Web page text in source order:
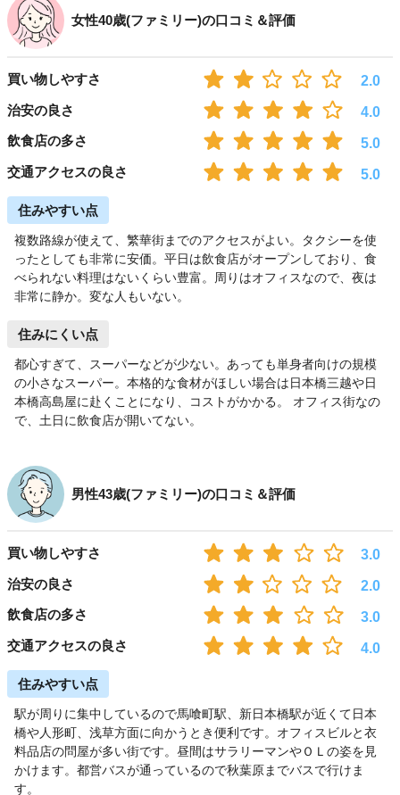
女性40歳(ファミリー)の口コミ＆評価
買い物しやすさ
2.0
治安の良さ
4.0
飲食店の多さ
5.0
交通アクセスの良さ
5.0
住みやすい点
複数路線が使えて、繁華街までのアクセスがよい。タクシーを使
ったとしても非常に安価。平日は飲食店がオープンしており、食
べられない料理はないくらい豊富。周りはオフィスなので、夜は
非常に静か。変な人もいない。
住みにくい点
都心すぎて、スーパーなどが少ない。あっても単身者向けの規模
の小さなスーパー。本格的な食材がほしい場合は日本橋三越や日
本橋高島屋に赴くことになり、コストがかかる。 オフィス街なの
で、土日に飲食店が開いてない。
男性43歳(ファミリー)の口コミ＆評価
買い物しやすさ
3.0
治安の良さ
2.0
飲食店の多さ
3.0
交通アクセスの良さ
4.0
住みやすい点
駅が周りに集中しているので馬喰町駅、新日本橋駅が近くて日本
橋や人形町、浅草方面に向かうとき便利です。オフィスビルと衣
料品店の問屋が多い街です。昼間はサラリーマンやＯＬの姿を見
かけます。都営バスが通っているので秋葉原までバスで行けま
す。